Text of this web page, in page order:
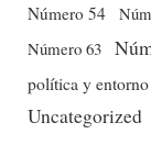
Número 54
Número 63
política y entorno
Uncategorized